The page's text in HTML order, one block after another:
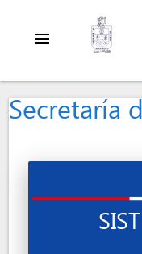
menu
Secretaría